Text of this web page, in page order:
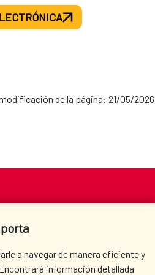
de la página: 21/05/2026
a navegar de manera eficiente y
información detallada